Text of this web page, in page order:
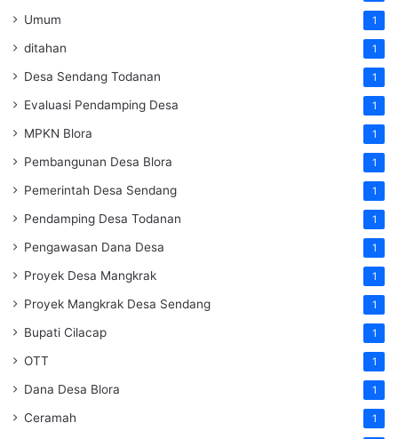
Umum 1
ditahan 1
Desa Sendang Todanan 1
Evaluasi Pendamping Desa 1
MPKN Blora 1
Pembangunan Desa Blora 1
Pemerintah Desa Sendang 1
Pendamping Desa Todanan 1
Pengawasan Dana Desa 1
Proyek Desa Mangkrak 1
Proyek Mangkrak Desa Sendang 1
Bupati Cilacap 1
OTT 1
Dana Desa Blora 1
Ceramah 1